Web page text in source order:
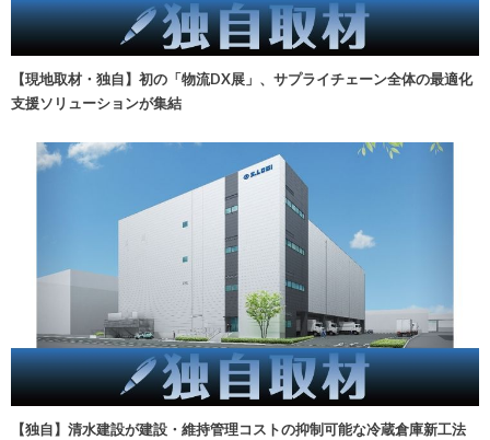
【現地取材・独自】初の「物流DX展」、サプライチェーン全体の最適化
支援ソリューションが集結
【独自】清水建設が建設・維持管理コストの抑制可能な冷蔵倉庫新工法